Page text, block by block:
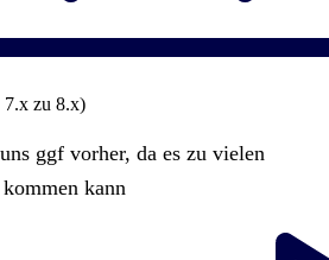
7.x zu 8.x)
ggf vorher, da es zu vielen
kann